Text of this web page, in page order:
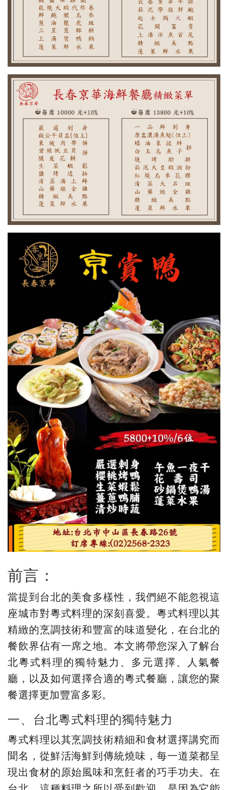
前言：
當提到台北的美食多樣性，我們絕不能忽視這
座城市對粵式料理的深刻喜愛。粵式料理以其
精緻的烹調技術和豐富的味道變化，在台北的
餐飲界佔有一席之地。本文將帶您深入了解台
北粵式料理的獨特魅力、多元選擇、人氣餐
廳，以及如何選擇合適的粵式餐廳，讓您的聚
餐選擇更加豐富多彩。
一、台北粵式料理的獨特魅力
粵式料理以其烹調技術精細和食材選擇講究而
聞名，從鮮活海鮮到傳統燒味，每一道菜都呈
現出食材的原始風味和烹飪者的巧手功夫。在